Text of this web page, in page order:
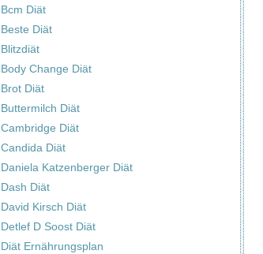
Bcm Diät
Beste Diät
Blitzdiät
Body Change Diät
Brot Diät
Buttermilch Diät
Cambridge Diät
Candida Diät
Daniela Katzenberger Diät
Dash Diät
David Kirsch Diät
Detlef D Soost Diät
Diät Ernährungsplan